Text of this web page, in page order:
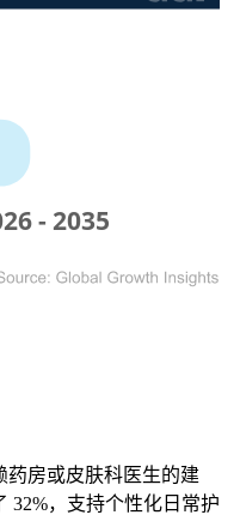
药房或皮肤科医生的建
32%，支持个性化日常护